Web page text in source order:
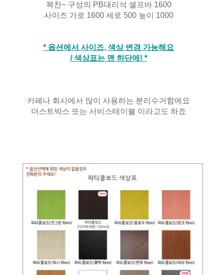
꽉찬~ 구성의 PB대리석 셀프바 1600
사이즈 가로 1600 세로 500높이 1000
* 옵션에서 사이즈, 색상 변경 가능해요
/ 색상표는 맨 하단에! *
카페나 회사에서 많이 사용하는 분리수거함에요
더스트박스 또는 서비스테이블 이라고도 하죠